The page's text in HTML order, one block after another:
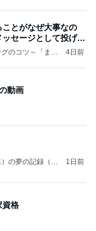
とがなぜ大事なの
セージとして投げる
のコツ～「まと
4日前
動画
の夢の記録（続
1日前
資格